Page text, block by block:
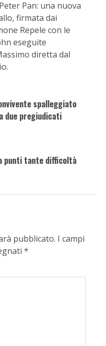
Pan: una nuova
firmata dai
Repele con le
eseguite
diretta dal
spalleggiato
due pregiudicati
punti tante difficoltà
pubblicato. I campi
*